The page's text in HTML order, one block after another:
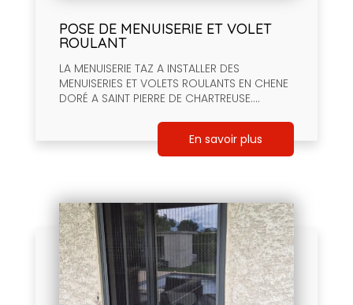
POSE DE MENUISERIE ET VOLET
ROULANT
LA MENUISERIE TAZ A INSTALLER DES
MENUISERIES ET VOLETS ROULANTS EN CHENE
DORÉ A SAINT PIERRE DE CHARTREUSE....
En savoir plus